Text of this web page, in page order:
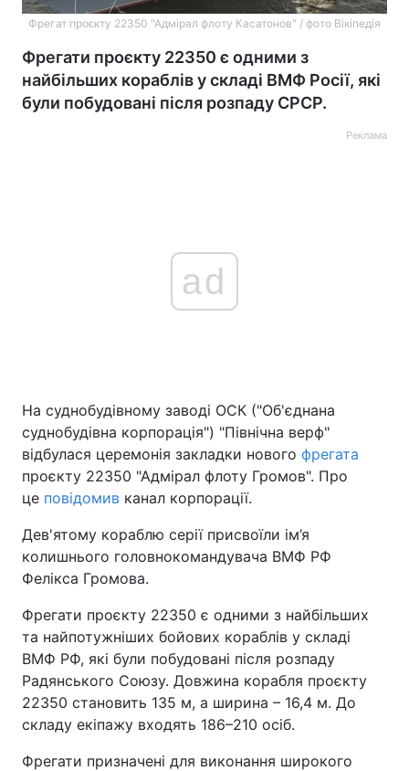
Фрегат проєкту 22350 "Адмірал флоту Касатонов" / фото Вікіпедія
Фрегати проєкту 22350 є одними з
найбільших кораблів у складі ВМФ Росії, які
були побудовані після розпаду СРСР.
Реклама
ad
На суднобудівному заводі ОСК ("Об'єднана
суднобудівна корпорація") "Північна верф"
відбулася церемонія закладки нового фрегата
проєкту 22350 "Адмірал флоту Громов". Про
це повідомив канал корпорації.
Дев'ятому кораблю серії присвоїли ім’я
колишнього головнокомандувача ВМФ РФ
Фелікса Громова.
Фрегати проєкту 22350 є одними з найбільших
та найпотужніших бойових кораблів у складі
ВМФ РФ, які були побудовані після розпаду
Радянського Союзу. Довжина корабля проєкту
22350 становить 135 м, а ширина – 16,4 м. До
складу екіпажу входять 186–210 осіб.
Фрегати призначені для виконання широкого